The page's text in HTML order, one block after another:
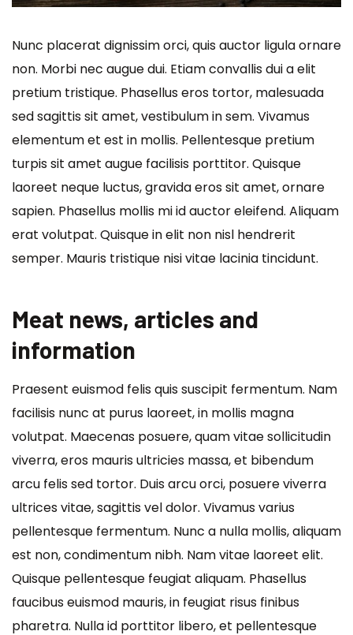
Nunc placerat dignissim orci, quis auctor ligula ornare
non. Morbi nec augue dui. Etiam convallis dui a elit
pretium tristique. Phasellus eros tortor, malesuada
sed sagittis sit amet, vestibulum in sem. Vivamus
elementum et est in mollis. Pellentesque pretium
turpis sit amet augue facilisis porttitor. Quisque
laoreet neque luctus, gravida eros sit amet, ornare
sapien. Phasellus mollis mi id auctor eleifend. Aliquam
erat volutpat. Quisque in elit non nisl hendrerit
semper. Mauris tristique nisi vitae lacinia tincidunt.
Meat news, articles and
information
Praesent euismod felis quis suscipit fermentum. Nam
facilisis nunc at purus laoreet, in mollis magna
volutpat. Maecenas posuere, quam vitae sollicitudin
viverra, eros mauris ultricies massa, et bibendum
arcu felis sed tortor. Duis arcu orci, posuere viverra
ultrices vitae, sagittis vel dolor. Vivamus varius
pellentesque fermentum. Nunc a nulla mollis, aliquam
est non, condimentum nibh. Nam vitae laoreet elit.
Quisque pellentesque feugiat aliquam. Phasellus
faucibus euismod mauris, in feugiat risus finibus
pharetra. Nulla id porttitor libero, et pellentesque